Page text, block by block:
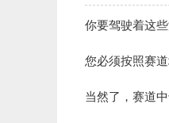
你要驾驶着这
您必须按照赛
当然了，赛道